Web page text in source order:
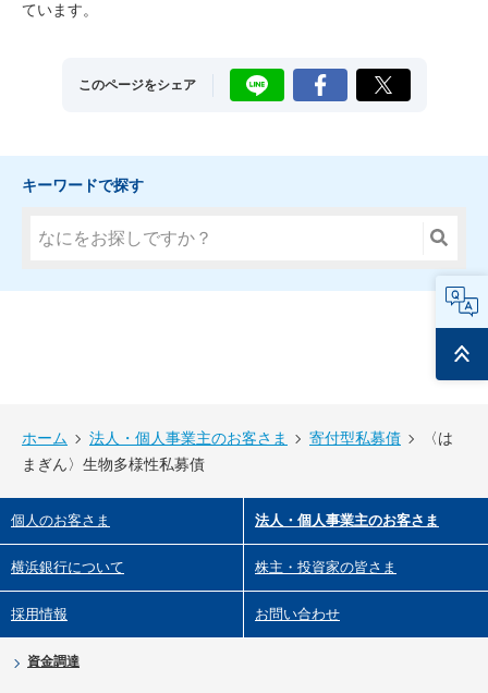
ています。
このページをシェア LINE Facebook X
キーワードで探す
トップ
ホーム 法人・個人事業主のお客さま 寄付型私募債
〈は
まぎん〉生物多様性私募債
個人のお客さま 法人・個人事業主のお客さま
横浜銀行について 株主・投資家の皆さま
採用情報 お問い合わせ
資金調達